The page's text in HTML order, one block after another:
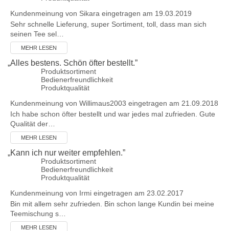
Kundenmeinung von Sikara eingetragen am 19.03.2019
Sehr schnelle Lieferung, super Sortiment, toll, dass man sich
seinen Tee sel…
MEHR LESEN
„Alles bestens. Schön öfter bestellt.”
Produktsortiment
Bedienerfreundlichkeit
Produktqualität
Kundenmeinung von Willimaus2003 eingetragen am 21.09.2018
Ich habe schon öfter bestellt und war jedes mal zufrieden. Gute
Qualität der…
MEHR LESEN
„Kann ich nur weiter empfehlen.”
Produktsortiment
Bedienerfreundlichkeit
Produktqualität
Kundenmeinung von Irmi eingetragen am 23.02.2017
Bin mit allem sehr zufrieden. Bin schon lange Kundin bei meine
Teemischung s…
MEHR LESEN